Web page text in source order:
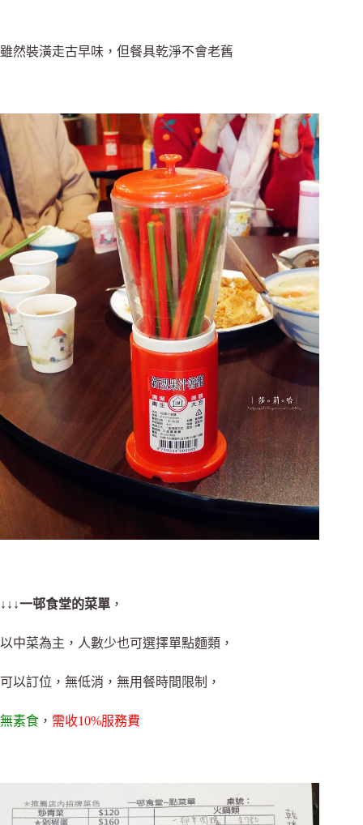
雖然裝潢走古早味，但餐具乾淨不會老舊
↓↓↓一邨食堂的菜單 ，
以中菜為主，人數少也可選擇單點麵類，
可以訂位，無低消，無用餐時間限制，
無素食 ， 需收10%服務費